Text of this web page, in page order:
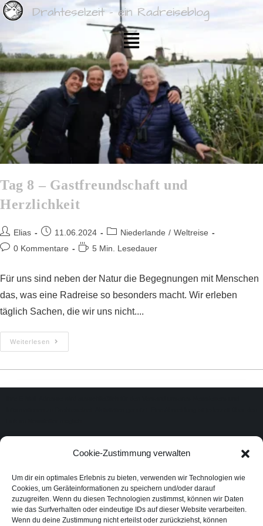
Cookie-Zustimmung verwalten
Um dir ein optimales Erlebnis zu bieten, verwenden wir Technologien wie
Cookies, um Geräteinformationen zu speichern und/oder darauf
zuzugreifen. Wenn du diesen Technologien zustimmst, können wir Daten
wie das Surfverhalten oder eindeutige IDs auf dieser Website verarbeiten.
Wenn du deine Zustimmung nicht erteilst oder zurückziehst, können
Drahteselzeit - ein Radreiseblog
Tag 8 – Gastfreundschaft und
Herzlichkeit
Elias 11.06.2024 Niederlande / Weltreise
0 Kommentare
5 Min. Lesedauer
Für uns sind neben der Natur die Begegnungen mit Menschen
das, was eine Radreise so besonders macht. Wir erleben
täglich Sachen, die wir uns nicht....
Weiterlesen